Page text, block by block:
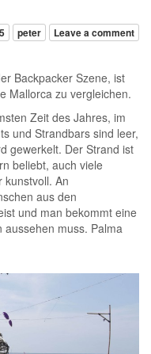
peter Leave a comment
Backpacker Szene, ist
Mallorca zu vergleichen.
Zeit des Jahres, im
und Strandbars sind leer,
gewerkelt. Der Strand ist
beliebt, auch viele
kunstvoll. An
aus den
und man bekommt eine
aussehen muss. Palma